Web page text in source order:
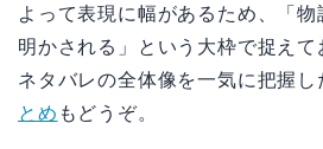
よって表現に幅があるため、「物
明かされる」という大枠で捉えて
ネタバレの全体像を一気に把握し
とめ もどうぞ。